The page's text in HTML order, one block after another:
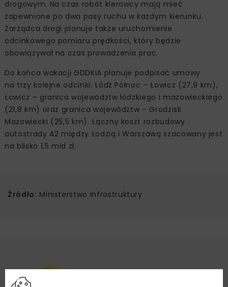
drogowym. Na czas robót kierowcy mają mieć
zapewnione po dwa pasy ruchu w każdym kierunku.
Zarządca drogi planuje także uruchomienie
odcinkowego pomiaru prędkości, który będzie
obowiązywał na czas prowadzenia prac.
Do końca wakacji GDDKiA planuje podpisać umowy
na trzy kolejne odcinki: Łódź Północ – Łowicz (27,9 km),
Łowicz – granica województw łódzkiego i mazowieckiego
(21,8 km) oraz granica województw – Grodzisk
Mazowiecki (25,5 km). Łączny koszt rozbudowy
autostrady A2 między Łodzią i Warszawą szacowany jest
na blisko 1,5 mld zł.
Źródło: Ministerstwo Infrastruktury